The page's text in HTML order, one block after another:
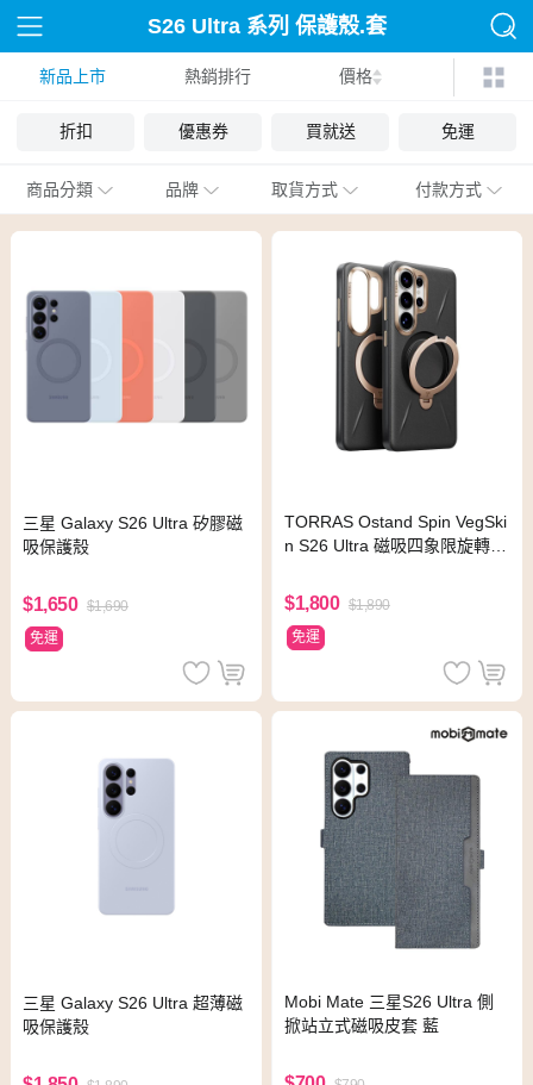
S26 Ultra 系列 保護殼.套
新品上市 熱銷排行 價格
折扣 優惠券 買就送 免運
商品分類 品牌 取貨方式 付款方式
三星 Galaxy S26 Ultra 矽膠磁
吸保護殼
$1,650 $1,690
免運
TORRAS Ostand Spin VegSki
n S26 Ultra 磁吸四象限旋轉支
$1,800 $1,890
免運
三星 Galaxy S26 Ultra 超薄磁
吸保護殼
Mobi Mate 三星S26 Ultra 側
掀站立式磁吸皮套 藍